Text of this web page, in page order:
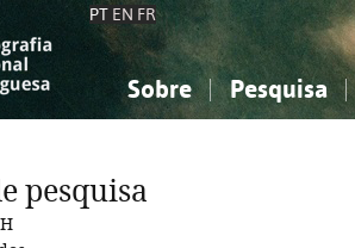
PT EN FR
Sobre Pesquisa
Ciências sociais...
Ciências sociais...
pesquisa